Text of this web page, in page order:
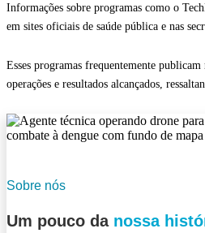
Informações sobre programas como o
em sites oficiais de saúde pública e nas
Esses programas frequentemente publicam
operações e resultados alcançados,
Sobre nós
Um pouco danossa